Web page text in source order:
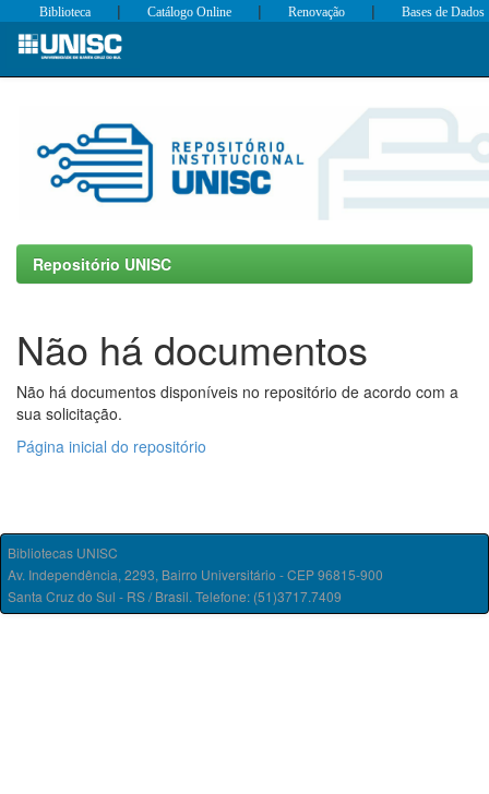
Skip
Biblioteca | Catálogo Online | Renovação | Bases de Dados
Repositório UNISC
Não há documentos
Não há documentos disponíveis no repositório de acordo com a
sua solicitação.
Página inicial do repositório
Bibliotecas UNISC
Av. Independência, 2293, Bairro Universitário - CEP 96815-900
Santa Cruz do Sul - RS / Brasil. Telefone: (51)3717.7409